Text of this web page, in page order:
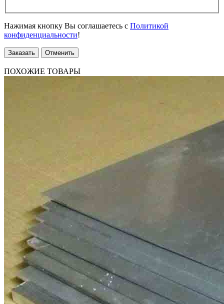
Нажимая кнопку Вы соглашаетесь с Политикой
конфиденциальности!
Заказать Отменить
ПОХОЖИЕ ТОВАРЫ